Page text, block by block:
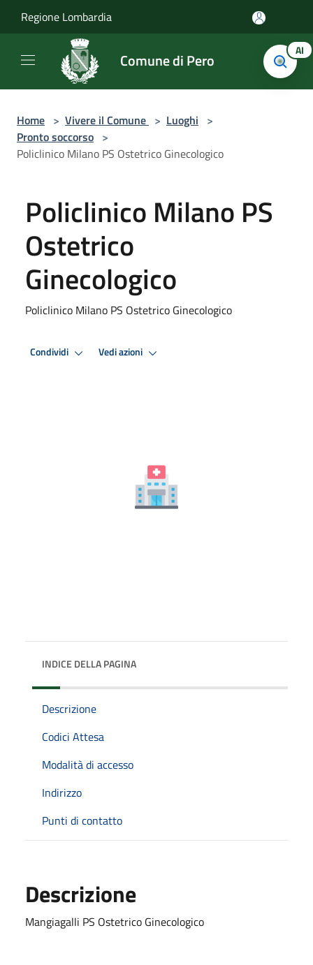
Regione Lombardia
Comune di Pero AI
Home > Vivere il Comune > Luoghi >
Pronto soccorso >
Policlinico Milano PS Ostetrico Ginecologico
Policlinico Milano PS
Ostetrico
Ginecologico
Policlinico Milano PS Ostetrico Ginecologico
Condividi Vedi azioni
INDICE DELLA PAGINA
Descrizione
Codici Attesa
Modalità di accesso
Indirizzo
Punti di contatto
Descrizione
Mangiagalli PS Ostetrico Ginecologico